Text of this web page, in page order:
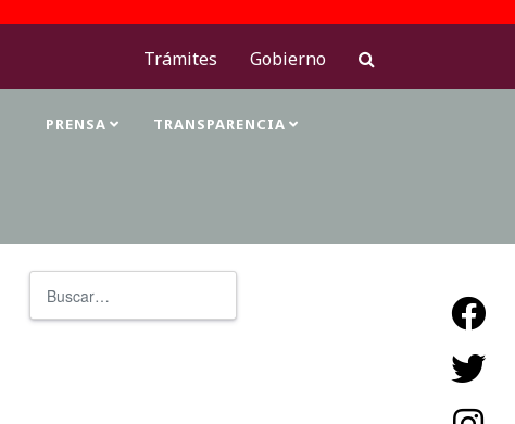
Trámites
Gobierno
PRENSA TRANSPARENCIA